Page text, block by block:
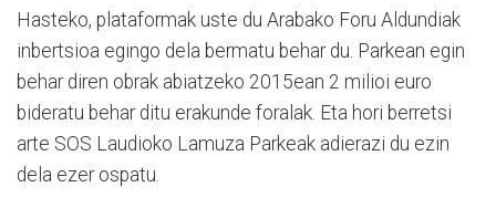
Hasteko, plataformak uste du Arabako Foru Aldundiak
inbertsioa egingo dela bermatu behar du. Parkean egin
behar diren obrak abiatzeko 2015ean 2 milioi euro
bideratu behar ditu erakunde foralak. Eta hori berretsi
arte SOS Laudioko Lamuza Parkeak adierazi du ezin
dela ezer ospatu.